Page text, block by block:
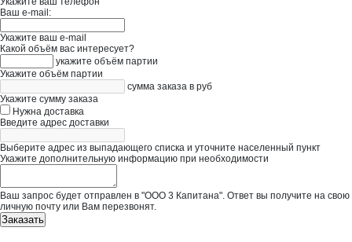
Ваш e-mail:
Укажите ваш e-mail
Какой объём вас интересует?
укажите объём партии
Укажите объём партии
сумма заказа в руб
Укажите сумму заказа
Нужна доставка
Введите адрес доставки
Выберите адрес из выпадающего списка и уточните населенный пункт
Укажите дополнительную информацию при необходимости
Ваш запрос будет отправлен в "ООО 3 Капитана". Ответ вы получите на свою
личную почту или Вам перезвонят.
Заказать